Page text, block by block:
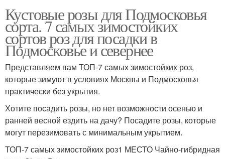
Кустовые розы для Подмосковья
сорта. 7 самых зимостойких
сортов роз для посадки в
Подмосковье и севернее
Представляем вам ТОП-7 самых зимостойких роз,
которые зимуют в условиях Москвы и Подмосковья
практически без укрытия.
Хотите посадить розы, но нет возможности осенью и
ранней весной ездить на дачу? Посадите розы, которые
могут перезимовать с минимальным укрытием.
ТОП-7 самых зимостойких роз1 МЕСТО Чайно-гибридная